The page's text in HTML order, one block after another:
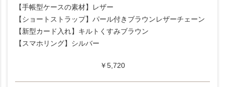
【手帳型ケースの素材】レザー
【ショートストラップ】パール付きブラウンレザーチェーン
【新型カード入れ】キルトくすみブラウン
【スマホリング】シルバー
￥5,720